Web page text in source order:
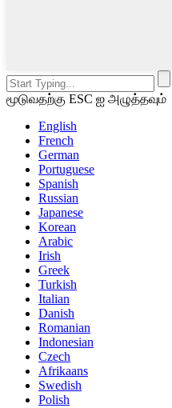
மூடுவதற்கு ESC ஐ அழுத்தவும்
English
French
German
Portuguese
Spanish
Russian
Japanese
Korean
Arabic
Irish
Greek
Turkish
Italian
Danish
Romanian
Indonesian
Czech
Afrikaans
Swedish
Polish